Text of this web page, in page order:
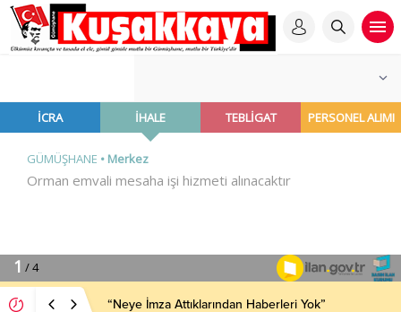
“Neye İmza Attıklarından Haberleri Yok”